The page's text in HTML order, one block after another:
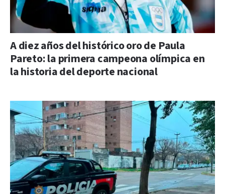
A diez años del histórico oro de Paula
Pareto: la primera campeona olímpica en
la historia del deporte nacional